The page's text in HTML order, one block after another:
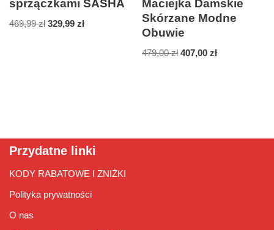
sprzączkami SASHA
469,99zł 329,99 zł
Maciejka Damskie
Skórzane Modne
Obuwie
479,00zł 407,00zł
Przydatne linki
KODY RABATOWE I ZNIŻKI
Polityka prywatności
O nas